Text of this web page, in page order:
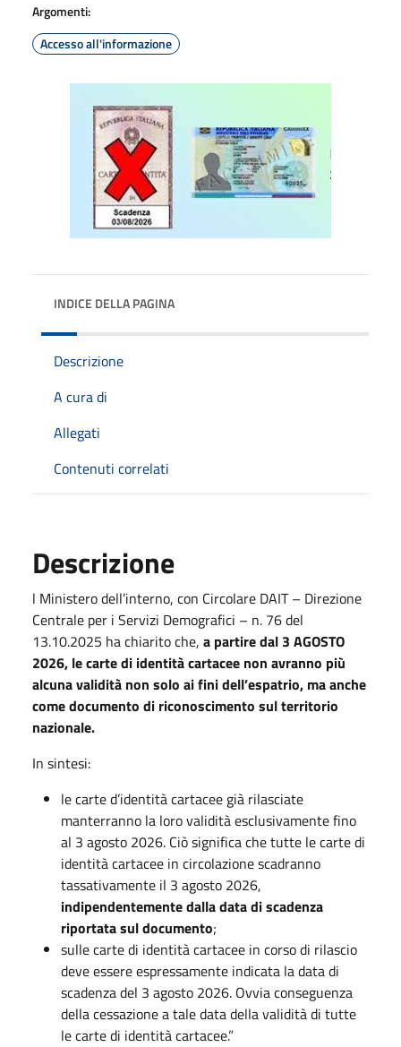
Argomenti:
Accesso all'informazione
INDICE DELLA PAGINA
Descrizione
A cura di
Allegati
Contenuti correlati
Descrizione
l Ministero dell’interno, con Circolare DAIT – Direzione
Centrale per i Servizi Demografici – n. 76 del
13.10.2025 ha chiarito che, a partire dal 3 AGOSTO
2026, le carte di identità cartacee non avranno più
alcuna validità non solo ai fini dell’espatrio, ma anche
come documento di riconoscimento sul territorio
nazionale.
In sintesi:
le carte d’identità cartacee già rilasciate
manterranno la loro validità esclusivamente fino
al 3 agosto 2026. Ciò significa che tutte le carte di
identità cartacee in circolazione scadranno
tassativamente il 3 agosto 2026,
indipendentemente dalla data di scadenza
riportata sul documento;
sulle carte di identità cartacee in corso di rilascio
deve essere espressamente indicata la data di
scadenza del 3 agosto 2026. Ovvia conseguenza
della cessazione a tale data della validità di tutte
le carte di identità cartacee.”